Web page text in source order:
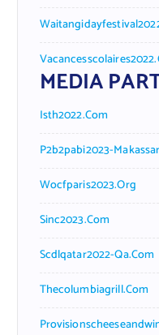
MEDIA
Isth2022.com
P2b2pabi2023-
Wocfparis2023.org
Sinc2023.com
Scdlqatar2022-Qa.com
Thecolumbiagrill.com